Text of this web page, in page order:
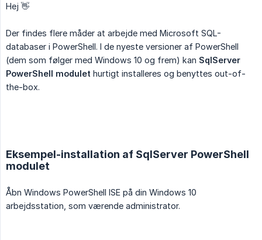
Hej 👋
Der findes flere måder at arbejde med Microsoft SQL-
databaser i PowerShell. I de nyeste versioner af PowerShell
(dem som følger med Windows 10 og frem) kan SqlServer
PowerShell modulet hurtigt installeres og benyttes out-of-
the-box.
Eksempel-installation af SqlServer PowerShell
modulet
Åbn Windows PowerShell ISE på din Windows 10
arbejdsstation, som værende administrator.